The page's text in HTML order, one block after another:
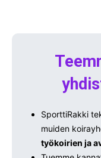
SporttiRakki
muiden
työkoirien ja